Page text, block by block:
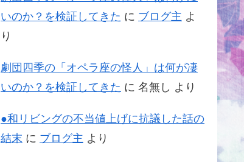
いのか？を検証してきた に ブログ主 よ
り
劇団四季の「オペラ座の怪人」は何が凄
いのか？を検証してきた に 名無し より
●和リビングの不当値上げに抗議した話の
結末 に ブログ主 より